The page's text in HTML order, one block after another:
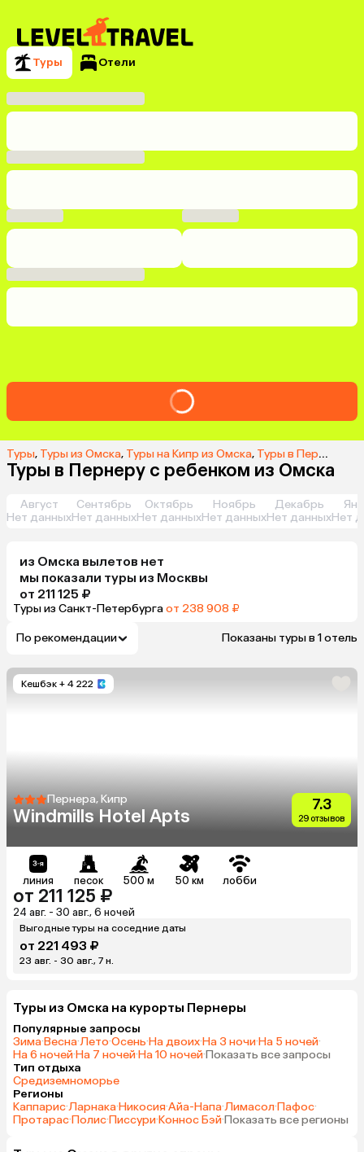
Туры Отели
Туры, Туры из Омска, Туры на Кипр из Омска, Туры в Пернеру из Омска
Туры в Пернеру с ребенком из Омска
Август
Нет данных
Сентябрь
Нет данных
Октябрь
Нет данных
Ноябрь
Нет данных
Декабрь
Нет данныхНет
из Омска вылетов нет
мы показали туры из Москвы
от 211 125 ₽
Туры из Санкт-Петербургаот 238 908 ₽
По рекомендации Показаны туры в 1 отель
Кешбэк + 4 222
Пернера, Кипр
Windmills Hotel Apts
7.3
29 отзывов
линия песок 500 м 50 км лобби
от 211 125 ₽
24 авг. - 30 авг., 6 ночей
Выгодные туры на соседние даты
от 221 493 ₽
23 авг. - 30 авг., 7 н.
Туры из Омска на курорты Пернеры
Популярные запросы
Зима·Весна·Лето·Осень·На двоих·На 3 ночи·На 5 ночей·
На 6 ночей·На 7 ночей·На 10 ночей·Показать все запросы
Тип отдыха
Средиземноморье
Регионы
Каппарис·Ларнака·Никосия·Айа-Напа·Лимасол·Пафос·
Протарас·Полис·Писсури·Коннос Бэй·Показать все регионы